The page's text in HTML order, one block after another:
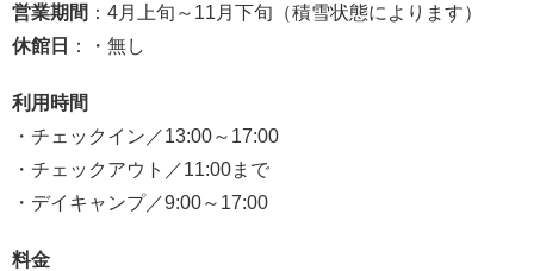
営業期間 ：4月上旬～11月下旬（積雪状態によります）
休館日
：・無し
利用時間
・チェックイン／13:00～17:00
・チェックアウト／11:00まで
・デイキャンプ／9:00～17:00
料金